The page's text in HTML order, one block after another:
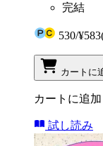
完結
530/¥583
カートに
カートに追
試し読み